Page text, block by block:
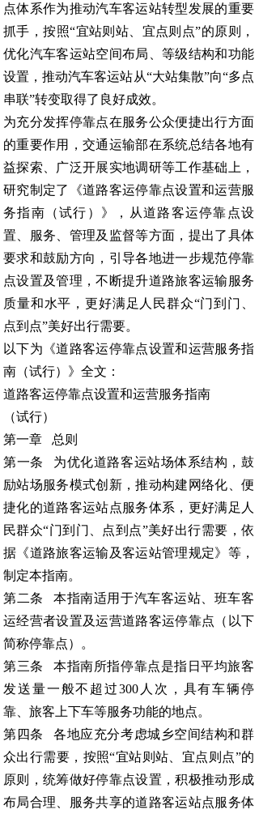
点体系作为推动汽车客运站转型发展的重要
抓手，按照“宜站则站、宜点则点”的原则，
优化汽车客运站空间布局、等级结构和功能
设置，推动汽车客运站从“大站集散”向“多点
串联”转变取得了良好成效。
为充分发挥停靠点在服务公众便捷出行方面
的重要作用，交通运输部在系统总结各地有
益探索、广泛开展实地调研等工作基础上，
研究制定了《道路客运停靠点设置和运营服
务指南（试行）》，从道路客运停靠点设
置、服务、管理及监督等方面，提出了具体
要求和鼓励方向，引导各地进一步规范停靠
点设置及管理，不断提升道路旅客运输服务
质量和水平，更好满足人民群众“门到门、
点到点”美好出行需要。
以下为《道路客运停靠点设置和运营服务指
南（试行）》全文：
道路客运停靠点设置和运营服务指南
（试行）
第一章 总则
第一条 为优化道路客运站场体系结构，鼓
励站场服务模式创新，推动构建网络化、便
捷化的道路客运站点服务体系，更好满足人
民群众“门到门、点到点”美好出行需要，依
据《道路旅客运输及客运站管理规定》等，
制定本指南。
第二条 本指南适用于汽车客运站、班车客
运经营者设置及运营道路客运停靠点（以下
简称停靠点）。
第三条 本指南所指停靠点是指日平均旅客
发送量一般不超过300人次，具有车辆停
靠、旅客上下车等服务功能的地点。
第四条 各地应充分考虑城乡空间结构和群
众出行需要，按照“宜站则站、宜点则点”的
原则，统筹做好停靠点设置，积极推动形成
布局合理、服务共享的道路客运站点服务体